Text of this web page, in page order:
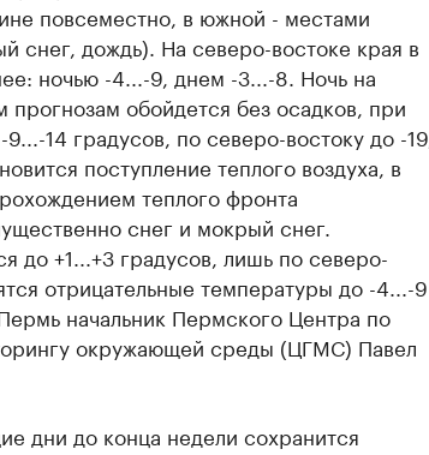
повсеместно, в южной - местами
снег, дождь). На северо-востоке края в
ночью -4...-9, днем -3...-8. Ночь на
прогнозам обойдется без осадков, при
14 градусов, по северо-востоку до -19,
поступление теплого воздуха, в
теплого фронта
снег и мокрый снег.
до +1...+3 градусов, лишь по северо-
отрицательные температуры до -4...-9
начальник Пермского Центра по
окружающей среды (ЦГМС) Павел
дни до конца недели сохранится